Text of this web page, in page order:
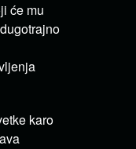
će mu
karo